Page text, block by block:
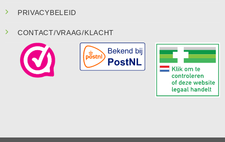
PRIVACYBELEID
CONTACT/VRAAG/KLACHT